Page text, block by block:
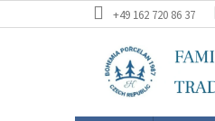
Inhalt
+49 162 720 86 37